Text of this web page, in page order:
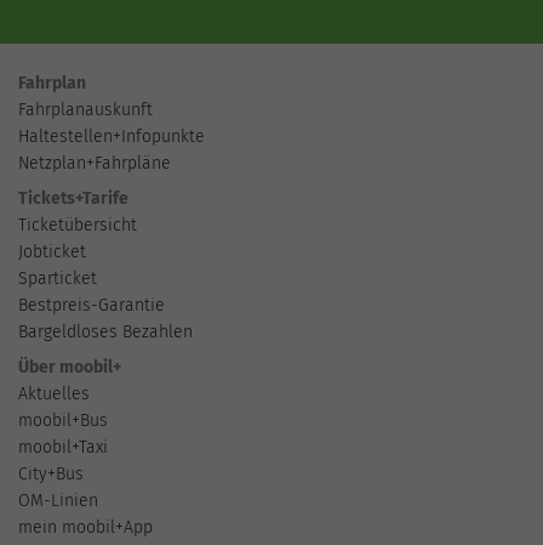
Fahrplan
Fahrplanauskunft
Haltestellen+Infopunkte
Netzplan+Fahrpläne
Tickets+Tarife
Ticketübersicht
Jobticket
Sparticket
Bestpreis-Garantie
Bargeldloses Bezahlen
Über moobil+
Aktuelles
moobil+Bus
moobil+Taxi
City+Bus
OM-Linien
mein moobil+App